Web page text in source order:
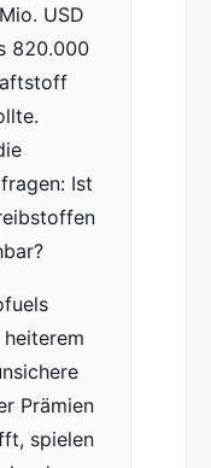
USD
820.000
Ist
Prämien
spielen